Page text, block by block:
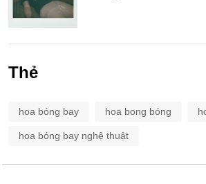
Thẻ
hoa bóng bay hoa bong bóng
hoa bóng bay nghệ thuật